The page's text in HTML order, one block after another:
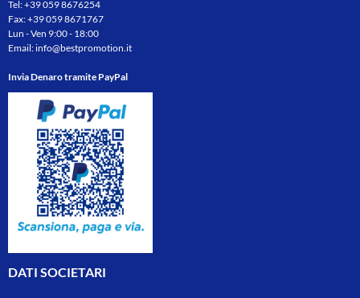
Tel:+39 059 8676254
Fax: +39 059 8671767
Lun - Ven 9:00 - 18:00
Email:info@bestpromotion.it
Invia Denaro tramite PayPal
DATI SOCIETARI